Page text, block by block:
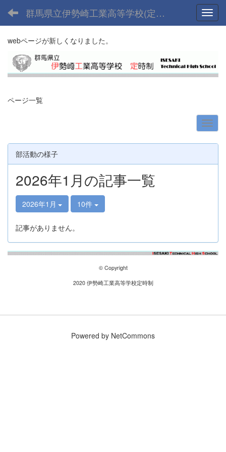
群馬県立伊勢崎工業高等学校(定時制課程)
webページが新しくなりました。
ページ一覧
部活動の様子
2026年1月の記事一覧
2026年1月 10件
記事がありません。
© Copyright
2020 伊勢崎工業高等学校定時制
Powered by NetCommons